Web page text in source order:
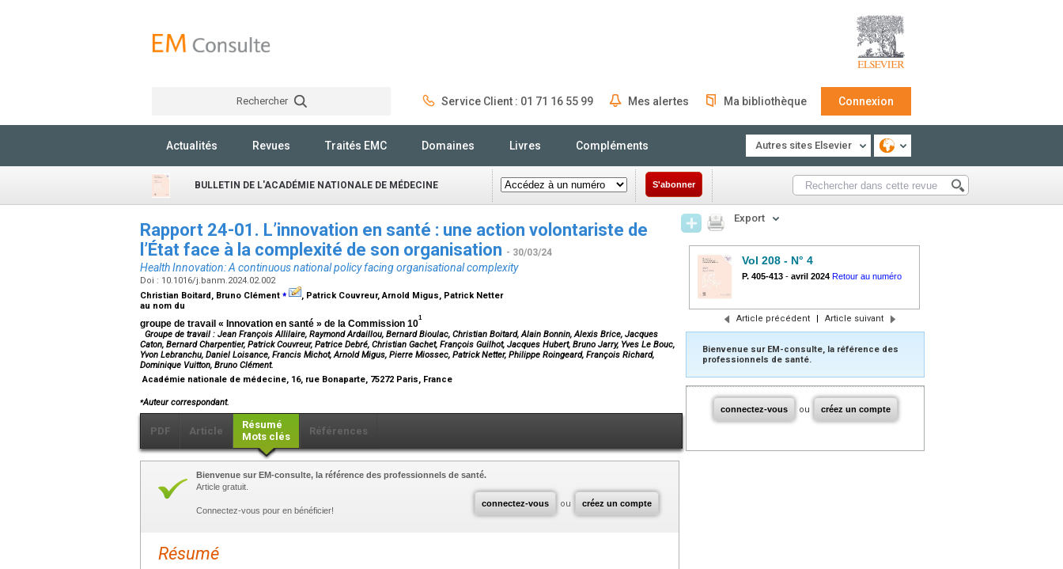
Rechercher Service Client : 01 71 16 55 99 Mes alertes Ma bibliothèque Connexion
Actualités Revues Traités EMC Domaines Livres Compléments Autres sites Elsevier
BULLETIN DE L'ACADÉMIE NATIONALE DE MÉDECINE S'abonner
Rapport 24-01. L’innovation en santé : une action volontariste de
l’État face à la complexité de son organisation - 30/03/24
Health Innovation: A continuous national policy facing organisational complexity
Doi : 10.1016/j.banm.2024.02.002
Christian Boitard, Bruno Clément ⁎
, Patrick Couvreur, Arnold Migus, Patrick Netter
au nom du
groupe de travail « Innovation en santé » de la Commission 10
1
Groupe de travail : Jean François Allilaire, Raymond Ardaillou, Bernard Bioulac, Christian Boitard, Alain Bonnin, Alexis Brice, Jacques
Caton, Bernard Charpentier, Patrick Couvreur, Patrice Debré, Christian Gachet, François Guilhot, Jacques Hubert, Bruno Jarry, Yves Le Bouc,
Yvon Lebranchu, Daniel Loisance, Francis Michot, Arnold Migus, Pierre Miossec, Patrick Netter, Philippe Roingeard, François Richard,
Dominique Vuitton, Bruno Clément.
Académie nationale de médecine, 16, rue Bonaparte, 75272 Paris, France
⁎Auteur correspondant.
PDF Article
Résumé
Mots clés
Références
connectez-vous ou créez un compte
Bienvenue sur EM-consulte, la référence des professionnels de santé.
Article gratuit.
Connectez-vous pour en bénéficier!
Résumé
Export
Vol 208 - N° 4
P. 405-413 - avril 2024 Retour au numéro
Article précédent | Article suivant
Bienvenue sur EM-consulte, la référence des
professionnels de santé.
connectez-vous ou créez un compte